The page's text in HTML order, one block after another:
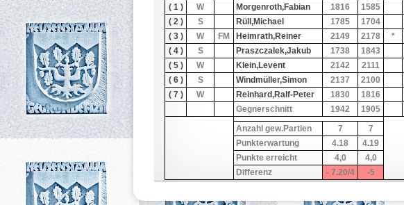
( 1 )
W Morgenroth,Fabian 1816 1585
( 2 )
S Rüll,Michael 1785 1704
( 3 )
W FM Heimrath,Reiner 2149 2178 *
( 4 )
S Praszczalek,Jakub 1738 1843
( 5 )
W Klein,Levent 2142 2111
( 6 )
S Windmüller,Simon 2137 2100
( 7 )
W Reinhard,Ralf-Peter 1830 1816
Gegnerschnitt
1942 1905
Anzahl gew.Partien
7
7
Punkterwartung
4.18
4.19
Punkte erreicht
4,0
4,0
Differenz
- 7.20/4 -5